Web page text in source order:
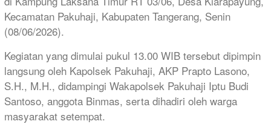
Kecamatan Pakuhaji, Kabupaten Tangerang, Senin
(08/06/2026).
Kegiatan yang dimulai pukul 13.00 WIB tersebut dipimpin
langsung oleh Kapolsek Pakuhaji, AKP Prapto Lasono,
S.H., M.H., didampingi Wakapolsek Pakuhaji Iptu Budi
Santoso, anggota Binmas, serta dihadiri oleh warga
masyarakat setempat.